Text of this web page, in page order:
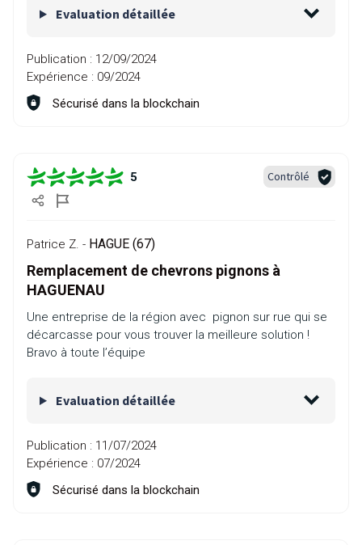
Evaluation détaillée
Publication : 12/09/2024
Expérience : 09/2024
Sécurisé dans la blockchain
5 Contrôlé
Patrice Z. - HAGUE (67)
Remplacement de chevrons pignons à
HAGUENAU
Une entreprise de la région avec pignon sur rue qui se
décarcasse pour vous trouver la meilleure solution !
Bravo à toute l’équipe
Evaluation détaillée
Publication : 11/07/2024
Expérience : 07/2024
Sécurisé dans la blockchain